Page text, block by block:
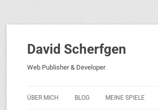
David Scherfgen
Web Publisher & Developer
ÜBER MICH BLOG MEINE SPIELE